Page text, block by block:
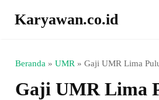
Karyawan.co.id
Beranda »UMR »Gaji UMR Lima
Gaji UMR Lima